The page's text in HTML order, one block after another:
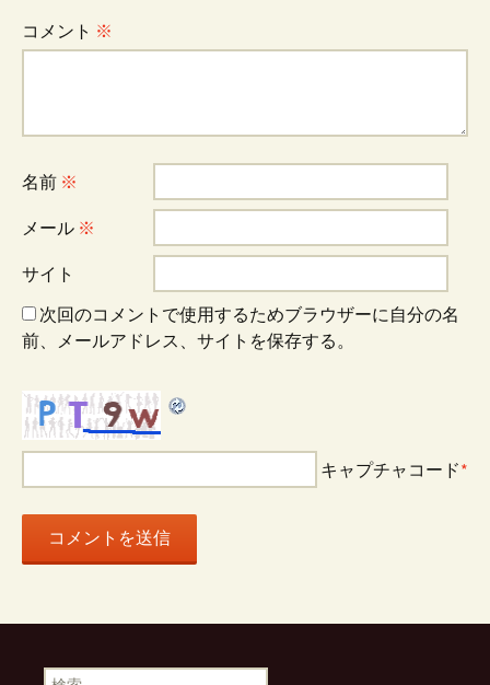
ゲ
ー
シ
ョ
ン
コメント ※
名前 ※
メール ※
サイト
次回のコメントで使用するためブラウザーに自分の名
前、メールアドレス、サイトを保存する。
キャプチャコード*
検